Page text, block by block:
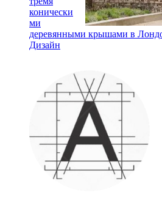
конически
ми
деревянными крышами в
Дизайн